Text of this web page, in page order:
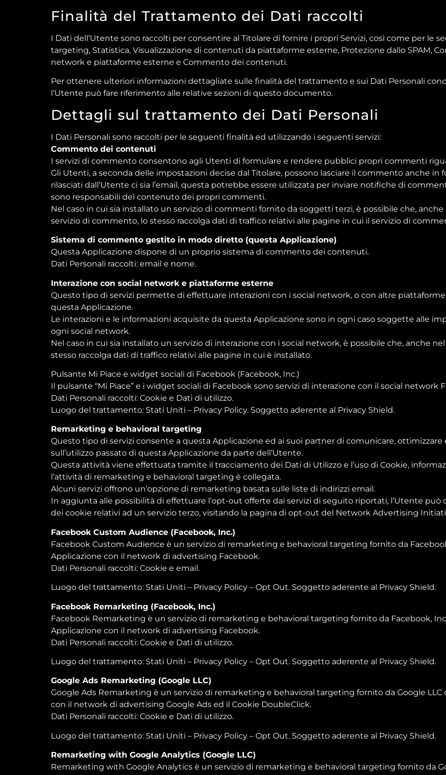
Finalità del Trattamento dei Dati raccolti
I Dati dell’Utente sono raccolti per consentire al Titolare di fornire i propri Servizi, così come per le
targeting, Statistica, Visualizzazione di contenuti da piattaforme esterne, Protezione dallo SPAM,
network e piattaforme esterne e Commento dei contenuti.
Per ottenere ulteriori informazioni dettagliate sulle finalità del trattamento e sui Dati Personali
l’Utente può fare riferimento alle relative sezioni di questo documento.
Dettagli sul trattamento dei Dati Personali
I Dati Personali sono raccolti per le seguenti finalità ed utilizzando i seguenti servizi:
Commento dei contenuti
I servizi di commento consentono agli Utenti di formulare e rendere pubblici propri commenti
Gli Utenti, a seconda delle impostazioni decise dal Titolare, possono lasciare il commento anche in
rilasciati dall’Utente ci sia l’email, questa potrebbe essere utilizzata per inviare notifiche di
sono responsabili del contenuto dei propri commenti.
Nel caso in cui sia installato un servizio di commenti fornito da soggetti terzi, è possibile che,
servizio di commento, lo stesso raccolga dati di traffico relativi alle pagine in cui il servizio di
Sistema di commento gestito in modo diretto (questa Applicazione)
Questa Applicazione dispone di un proprio sistema di commento dei contenuti.
Dati Personali raccolti: email e nome.
Interazione con social network e piattaforme esterne
Questo tipo di servizi permette di effettuare interazioni con i social network, o con altre
questa Applicazione.
Le interazioni e le informazioni acquisite da questa Applicazione sono in ogni caso soggette alle
ogni social network.
Nel caso in cui sia installato un servizio di interazione con i social network, è possibile che, anche
stesso raccolga dati di traffico relativi alle pagine in cui è installato.
Pulsante Mi Piace e widget sociali di Facebook (Facebook, Inc.)
Il pulsante “Mi Piace” e i widget sociali di Facebook sono servizi di interazione con il social network
Dati Personali raccolti: Cookie e Dati di utilizzo.
Luogo del trattamento: Stati Uniti – Privacy Policy. Soggetto aderente al Privacy Shield.
Remarketing e behavioral targeting
Questo tipo di servizi consente a questa Applicazione ed ai suoi partner di comunicare,
sull’utilizzo passato di questa Applicazione da parte dell’Utente.
Questa attività viene effettuata tramite il tracciamento dei Dati di Utilizzo e l’uso di Cookie,
l’attività di remarketing e behavioral targeting è collegata.
Alcuni servizi offrono un’opzione di remarketing basata sulle liste di indirizzi email.
In aggiunta alle possibilità di effettuare l’opt-out offerte dai servizi di seguito riportati, l’Utente può
dei cookie relativi ad un servizio terzo, visitando la pagina di opt-out del Network Advertising
Facebook Custom Audience (Facebook, Inc.)
Facebook Custom Audience è un servizio di remarketing e behavioral targeting fornito da
Applicazione con il network di advertising Facebook.
Dati Personali raccolti: Cookie e email.
Luogo del trattamento: Stati Uniti – Privacy Policy – Opt Out. Soggetto aderente al Privacy Shield.
Facebook Remarketing (Facebook, Inc.)
Facebook Remarketing è un servizio di remarketing e behavioral targeting fornito da Facebook,
Applicazione con il network di advertising Facebook.
Dati Personali raccolti: Cookie e Dati di utilizzo.
Luogo del trattamento: Stati Uniti – Privacy Policy – Opt Out. Soggetto aderente al Privacy Shield.
Google Ads Remarketing (Google LLC)
Google Ads Remarketing è un servizio di remarketing e behavioral targeting fornito da Google LLC
con il network di advertising Google Ads ed il Cookie DoubleClick.
Dati Personali raccolti: Cookie e Dati di utilizzo.
Luogo del trattamento: Stati Uniti – Privacy Policy – Opt Out. Soggetto aderente al Privacy Shield.
Remarketing with Google Analytics (Google LLC)
Remarketing with Google Analytics è un servizio di remarketing e behavioral targeting fornito da